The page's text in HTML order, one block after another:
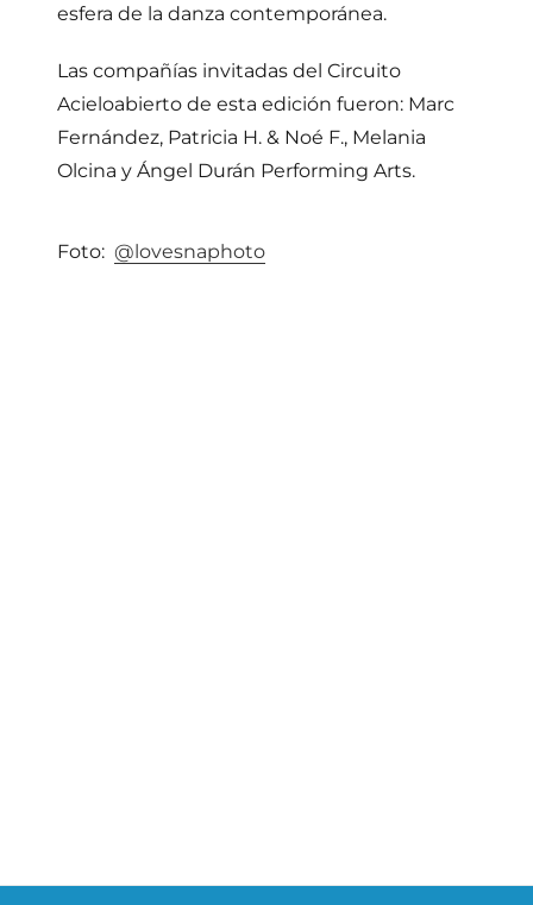
esfera de la danza contemporánea.
Las compañías invitadas del Circuito
Acieloabierto de esta edición fueron: Marc
Fernández, Patricia H. & Noé F., Melania
Olcina y Ángel Durán Performing Arts.
Foto: @lovesnaphoto